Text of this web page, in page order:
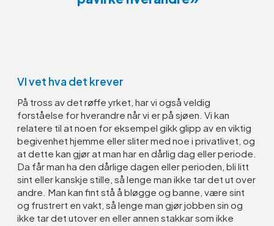
VI vet hva det krever
På tross av det røffe yrket, har vi også veldig
forståelse for hverandre når vi er på sjøen. Vi kan
relatere til at noen for eksempel gikk glipp av en viktig
begivenhet hjemme eller sliter med noe i privatlivet, og
at dette kan gjør at man har en dårlig dag eller periode.
Da får man ha den dårlige dagen eller perioden, bli litt
sint eller kanskje stille, så lenge man ikke tar det ut over
andre. Man kan fint stå å bløgge og banne, være sint
og frustrert en vakt, så lenge man gjør jobben sin og
ikke tar det utover en eller annen stakkar som ikke